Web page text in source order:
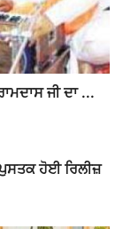
ਜੀ ਦਾ ...
ਹੋਈ ਰਿਲੀਜ਼